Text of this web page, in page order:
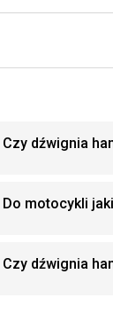
Czy dźwignia
Do motocykli
Czy dźwignia